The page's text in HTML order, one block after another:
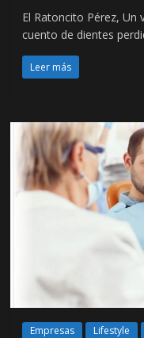
El Ratoncito Pérez, Un
cuento de dientes
Leer más
Empresas Lifestyle